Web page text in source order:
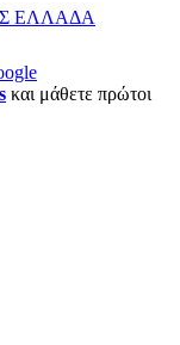
ΕΛΛΑΔΑ
και μάθετε πρώτοι